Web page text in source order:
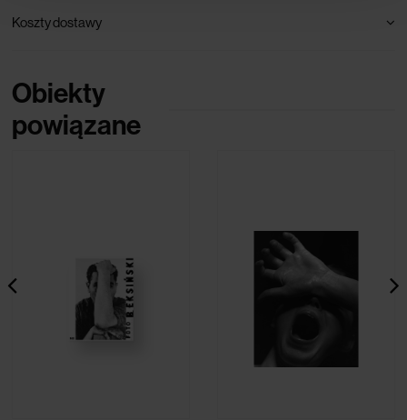
Koszty dostawy
Obiekty
powiązane